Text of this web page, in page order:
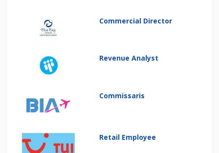
Commercial Director
Revenue Analyst
Commissaris
Retail Employee